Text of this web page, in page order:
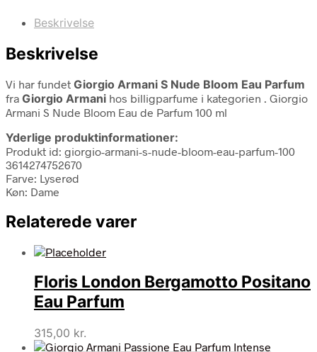
Beskrivelse
Beskrivelse
Vi har fundet Giorgio Armani S Nude Bloom Eau Parfum
fra Giorgio Armani hos billigparfume i kategorien . Giorgio
Armani S Nude Bloom Eau de Parfum 100 ml
Yderlige produktinformationer:
Produkt id: giorgio-armani-s-nude-bloom-eau-parfum-100
3614274752670
Farve: Lyserød
Køn: Dame
Relaterede varer
Floris London Bergamotto Positano
Eau Parfum
315,00 kr.